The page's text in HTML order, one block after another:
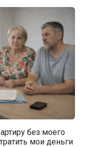
без моего
мои деньги